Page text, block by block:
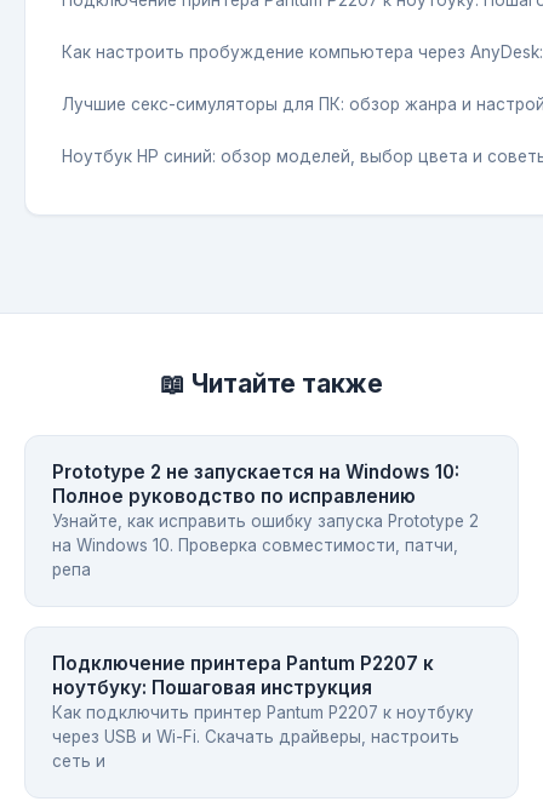
Как настроить пробуждение компьютера через
Лучшие секс-симуляторы для ПК: обзор жанра и
Ноутбук HP синий: обзор моделей, выбор цвета и
📖 Читайте также
Prototype 2 не запускается на Windows 10:
Полное руководство по исправлению
Узнайте, как исправить ошибку запуска Prototype 2
на Windows 10. Проверка совместимости, патчи,
репа
Подключение принтера Pantum P2207 к
ноутбуку: Пошаговая инструкция
Как подключить принтер Pantum P2207 к ноутбуку
через USB и Wi-Fi. Скачать драйверы, настроить
сеть и